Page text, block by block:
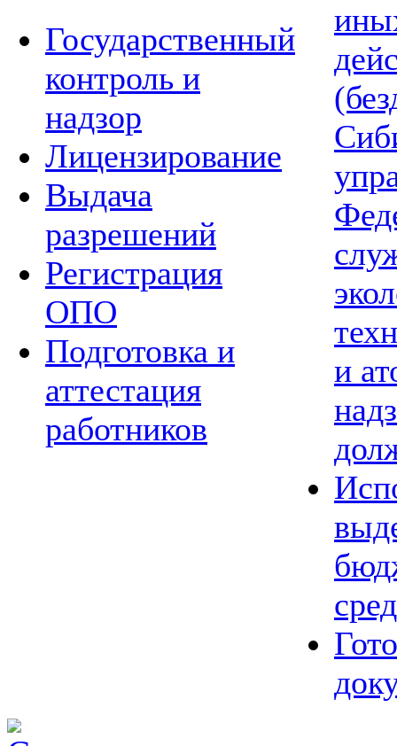
Государственный
контроль и
надзор
Лицензирование
Выдача
разрешений
Регистрация
ОПО
Подготовка и
аттестация
работников
и